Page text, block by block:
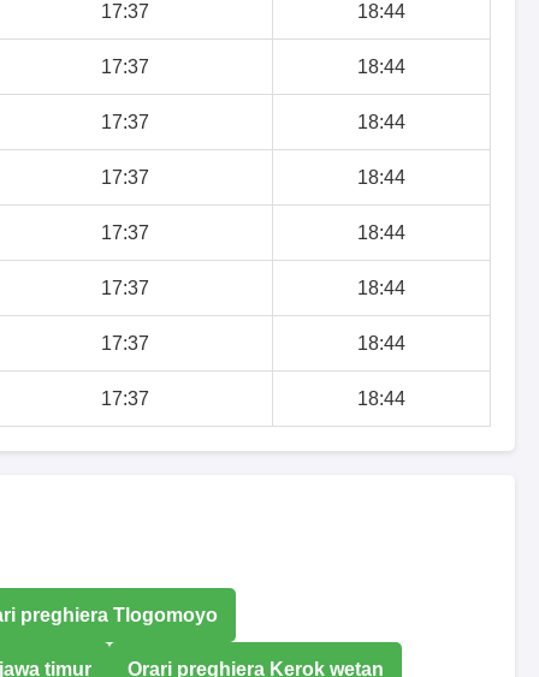
17:37 18:44
17:37 18:44
17:37 18:44
17:37 18:44
17:37 18:44
17:37 18:44
17:37 18:44
17:37 18:44
preghiera Tlogomoyo
timur Orari preghiera Kerok wetan